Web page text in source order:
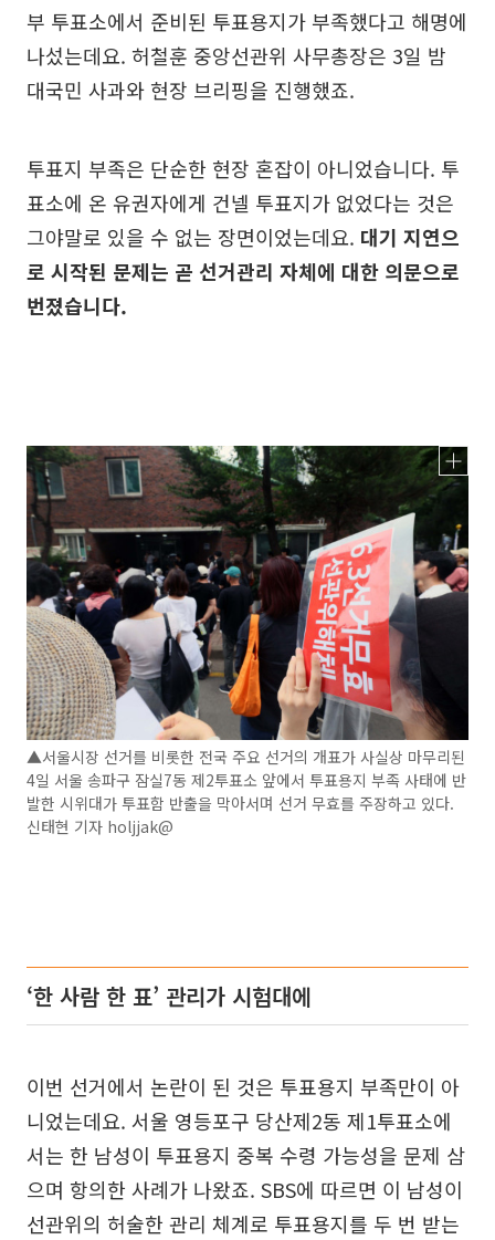
부 투표소에서 준비된 투표용지가 부족했다고 해명에
나섰는데요. 허철훈 중앙선관위 사무총장은 3일 밤
대국민 사과와 현장 브리핑을 진행했죠.
투표지 부족은 단순한 현장 혼잡이 아니었습니다. 투
표소에 온 유권자에게 건넬 투표지가 없었다는 것은
그야말로 있을 수 없는 장면이었는데요. 대기 지연으
로 시작된 문제는 곧 선거관리 자체에 대한 의문으로
번졌습니다.
▲서울시장 선거를 비롯한 전국 주요 선거의 개표가 사실상 마무리된
4일 서울 송파구 잠실7동 제2투표소 앞에서 투표용지 부족 사태에 반
발한 시위대가 투표함 반출을 막아서며 선거 무효를 주장하고 있다.
신태현 기자 holjjak@
‘한 사람 한 표’ 관리가 시험대에
이번 선거에서 논란이 된 것은 투표용지 부족만이 아
니었는데요. 서울 영등포구 당산제2동 제1투표소에
서는 한 남성이 투표용지 중복 수령 가능성을 문제 삼
으며 항의한 사례가 나왔죠. SBS에 따르면 이 남성이
선관위의 허술한 관리 체계로 투표용지를 두 번 받는